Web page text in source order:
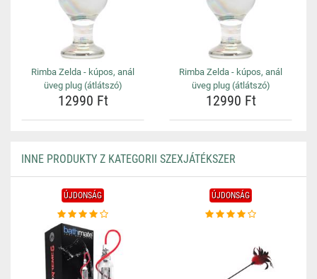
Rimba Zelda - kúpos, anál
üveg plug (átlátszó)
12990 Ft
Rimba Zelda - kúpos, anál
üveg plug (átlátszó)
12990 Ft
INNE PRODUKTY Z KATEGORII SZEXJÁTÉKSZER
ÚJDONSÁG ÚJDONSÁG